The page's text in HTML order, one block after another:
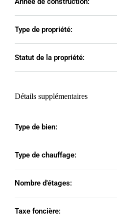
Type de propriété:
Statut de la propriété:
Détails supplémentaires
Type de bien:
Type de chauffage:
Nombre d'étages:
Taxe foncière: